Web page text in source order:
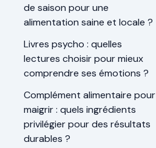
de saison pour une
alimentation saine et locale ?
Livres psycho : quelles
lectures choisir pour mieux
comprendre ses émotions ?
Complément alimentaire pour
maigrir : quels ingrédients
privilégier pour des résultats
durables ?